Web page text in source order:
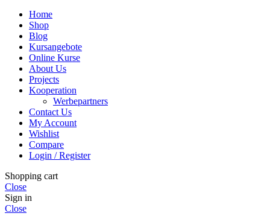
Home
Shop
Blog
Kursangebote
Online Kurse
About Us
Projects
Kooperation
Werbepartners
Contact Us
My Account
Wishlist
Compare
Login / Register
Shopping cart
Close
Sign in
Close